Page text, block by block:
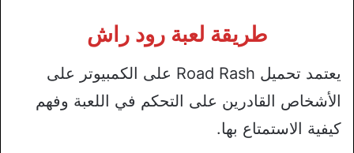
طريقة لعبة رود راش
يعتمد تحميل Road Rash على الكمبيوتر على
الأشخاص القادرين على التحكم في اللعبة وفهم
كيفية الاستمتاع بها.